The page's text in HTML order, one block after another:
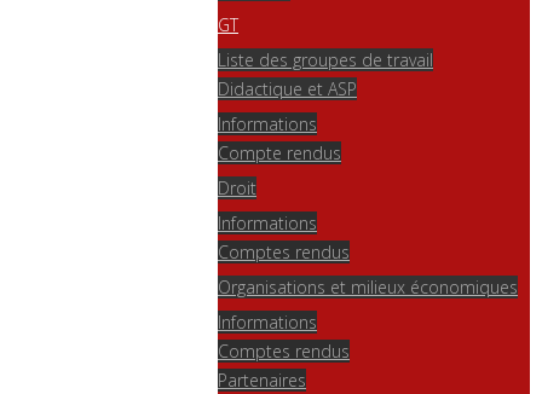
GT
Liste des groupes de travail
Didactique et ASP
Informations
Compte rendus
Droit
Informations
Comptes rendus
Organisations et milieux économiques
Informations
Comptes rendus
Partenaires